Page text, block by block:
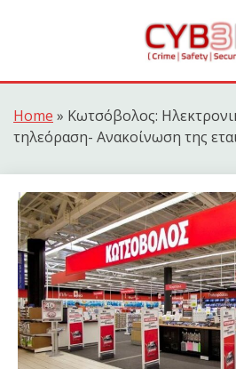
CYB3R
Home » Κωτσόβολος:
τηλεόραση- Ανακοίνωση της